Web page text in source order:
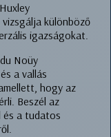
különböző
igazságokat.
Noüy
a vallás
hogy az
Beszél az
és a tudatos